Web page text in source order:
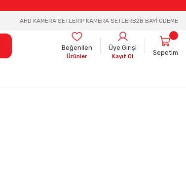
AHD KAMERA SETLERIP KAMERA SETLERB2B BAYİ ÖDEME
Beğenilen
Ürünler
Üye Girişi
Kayıt Ol
Sepetim